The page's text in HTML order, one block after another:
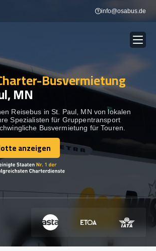
info@osabus.de
Show dropdown
Show dropdown
SIE UNS
SIE UNS
Busvermietung
MN
Reisebus in St. Paul, MN von lokalen
Spezialisten für Gruppentransport
Busvermietung für Touren.
anzeigen
anzeigen